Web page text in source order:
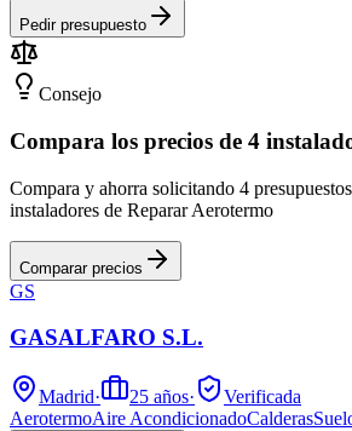
Pedir presupuesto
Consejo
Compara los precios de 4
Compara y ahorra solicitando 4
instaladores de Reparar Aerotermo
Comparar precios
GS
GASALFARO S.L.
Madrid· 25 años·
Verificada
AerotermoAire AcondicionadoCalderas